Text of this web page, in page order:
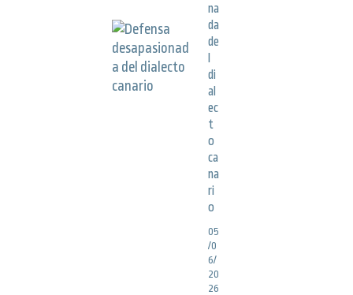
na
da
de
di
al
ec
t
o
ca
na
ri
o
05
/0
6/
20
26